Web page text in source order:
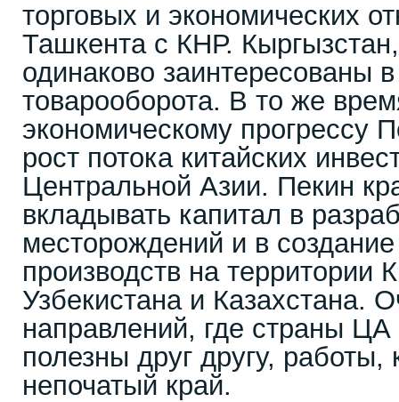
торговых и экономических
Ташкента с КНР.
одинаково заинтересованы
товарооборота. В то же
экономическому прогрессу
рост потока китайских
Центральной Азии. Пекин
вкладывать капитал в
месторождений и в
производств на территории
Узбекистана и Казахстана.
направлений, где страны
полезны друг другу, работы,
непочатый край.